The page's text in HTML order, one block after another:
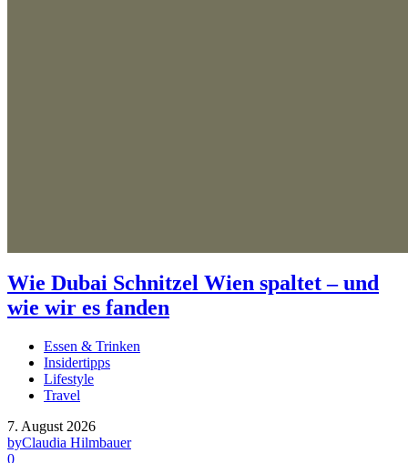
Wie Dubai Schnitzel Wien spaltet – und
wie wir es fanden
Essen & Trinken
Insidertipps
Lifestyle
Travel
7. August 2026
byClaudia Hilmbauer
0